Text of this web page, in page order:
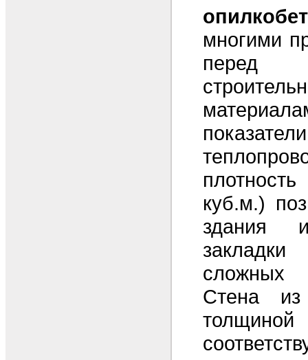
многими
перед
куб.м.)
здания
сложных
Стена из